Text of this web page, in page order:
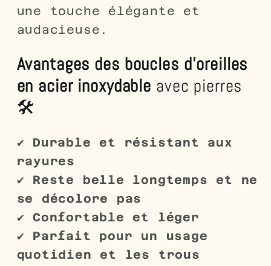
une touche élégante et
audacieuse.
Avantages des boucles d'oreilles
en acier inoxydable avec pierres
🛠️
✔ Durable et résistant aux
rayures
✔ Reste belle longtemps et ne
se décolore pas
✔Confortable et léger
✔ Parfait pour un usage
quotidien et les trous